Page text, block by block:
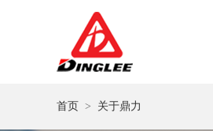
首页 > 关于鼎力